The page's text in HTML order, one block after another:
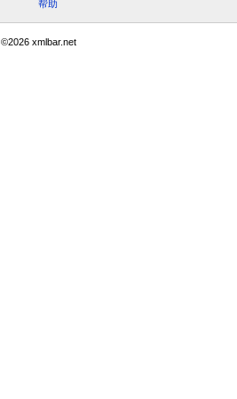
帮助
©2026xmlbar.net